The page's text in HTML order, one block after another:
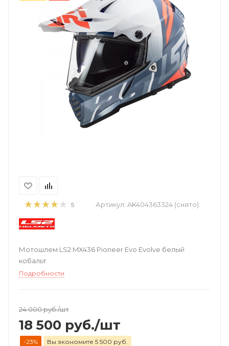
5 Артикул: AK404363324 (снято)
Мотошлем LS2 MX436 Pioneer Evo Evolve белый
кобальт
Подробности
24 000руб./шт
18 500 руб./шт
-23% Вы экономите 5 500 руб.